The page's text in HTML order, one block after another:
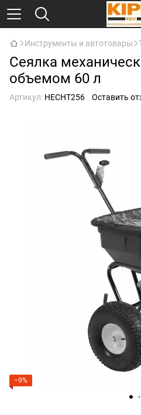
Инструменты и автотовары
Сеялка
объемом 60 л
Артикул: HECHT256 Оставить
−9%